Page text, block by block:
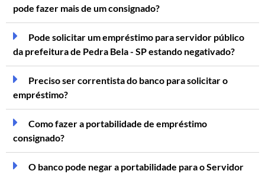
pode fazer mais de um consignado?
Pode solicitar um empréstimo para servidor público
da prefeitura de Pedra Bela - SP estando negativado?
Preciso ser correntista do banco para solicitar o
empréstimo?
Como fazer a portabilidade de empréstimo
consignado?
O banco pode negar a portabilidade para o Servidor